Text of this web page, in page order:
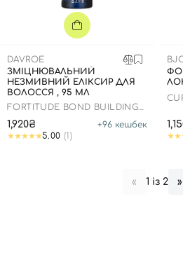
DAVROE
ЗМІЦНЮВАЛЬНИЙ
НЕЗМИВНИЙ ЕЛІКСИР ДЛЯ
ВОЛОССЯ , 95 МЛ
FORTITUDE BOND BUILDING
1,920₴ +96 кешбек
5.00 (1)
« 1 із 2 »